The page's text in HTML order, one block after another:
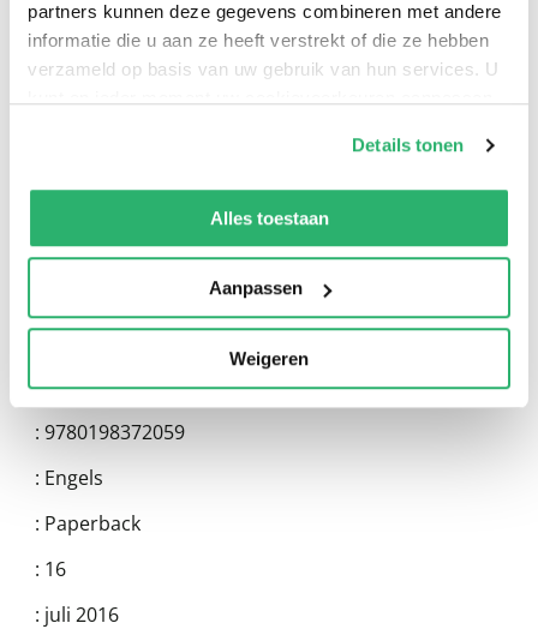
partners kunnen deze gegevens combineren met andere
informatie die u aan ze heeft verstrekt of die ze hebben
verzameld op basis van uw gebruik van hun services. U
kunnen ontvangen en verwerken.
Details tonen
Alles toestaan
Aanpassen
Weigeren
0 |0
:Gill Munton
:Oxford University Press
: 9780198372059
: Engels
: Paperback
: 16
: juli 2016